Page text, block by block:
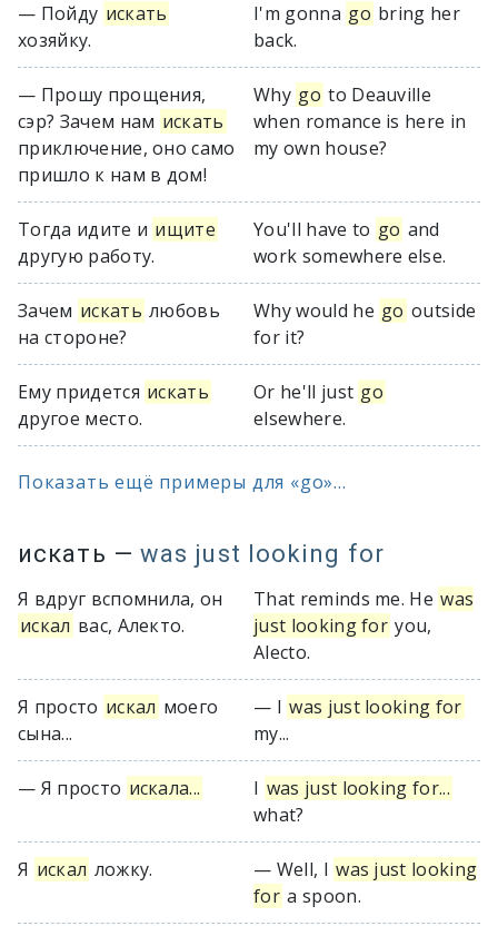
— Пойду искать
хозяйку.
I'm gonna go bring her
back.
— Прошу прощения,
сэр? Зачем нам искать
приключение, оно само
пришло к нам в дом!
Why go to Deauville
when romance is here in
my own house?
Тогда идите и ищите
другую работу.
You'll have to go and
work somewhere else.
Зачем искать любовь
на стороне?
Why would he go outside
for it?
Ему придется искать
другое место.
Or he'll just go
elsewhere.
Показать ещё примеры для «go»...
искать — was just looking for
Я вдруг вспомнила, он
искал вас, Алекто.
That reminds me. He was
just looking for you,
Alecto.
Я просто искал моего
сына...
— I was just looking for
my...
— Я просто искала... I was just looking for...
what?
Я искал ложку. — Well, I was just looking
for a spoon.